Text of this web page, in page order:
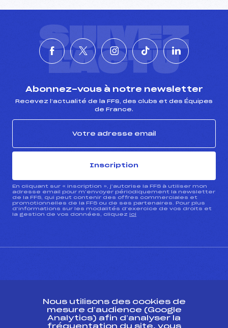
SUIVEZ
L'ACTU
Abonnez-vous à notre newsletter
Recevez l’actualité de la FFS, des clubs et des Équipes
de France.
Inscription
En cliquant sur « inscription », j’autorise la FFS à utiliser mon
adresse email pour m’envoyer périodiquement la newsletter
de la FFS, qui peut contenir des offres commerciales et
promotionnelles de la FFS ou de ses partenaires. Pour plus
d’informations sur les modalités d’exercice de vos droits et
la gestion de vos données, cliquez ici
Nous utilisons des cookies de
mesure d’audience (Google
Analytics) afin d’analyser la
fréquentation du site, vous